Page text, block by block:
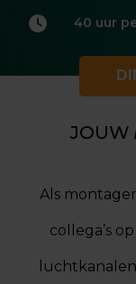
40 uur
JOUW
Als
collega’s